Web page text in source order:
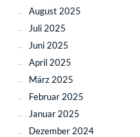
August 2025
Juli 2025
Juni 2025
April 2025
März 2025
Februar 2025
Januar 2025
Dezember 2024